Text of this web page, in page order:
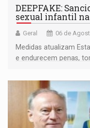
DEEPFAKE:
sexual infantil
Geral 06 de
Medidas atualizam
e endurecem penas,